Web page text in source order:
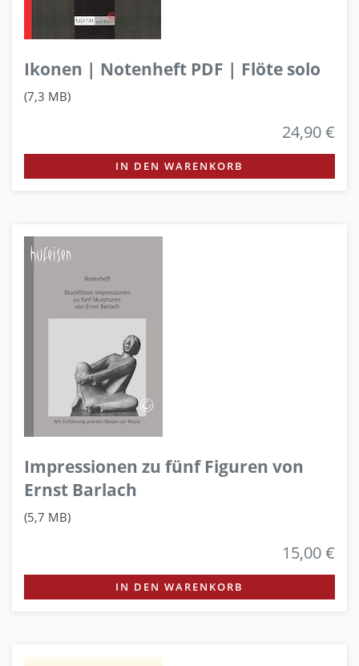
Ikonen | Notenheft PDF | Flöte solo
(7,3 MB)
24,90 €
IN DEN WARENKORB
Impressionen zu fünf Figuren von
Ernst Barlach
(5,7 MB)
15,00 €
IN DEN WARENKORB